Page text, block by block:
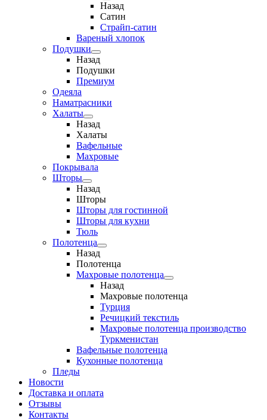
Назад
Сатин
Страйп-сатин
Вареный хлопок
Подушки
Назад
Подушки
Премиум
Одеяла
Наматрасники
Халаты
Назад
Халаты
Вафельные
Махровые
Покрывала
Шторы
Назад
Шторы
Шторы для гостинной
Шторы для кухни
Тюль
Полотенца
Назад
Полотенца
Махровые полотенца
Назад
Махровые полотенца
Турция
Речицкий текстиль
Махровые полотенца производство
Туркменистан
Вафельные полотенца
Кухонные полотенца
Пледы
Новости
Доставка и оплата
Отзывы
Контакты